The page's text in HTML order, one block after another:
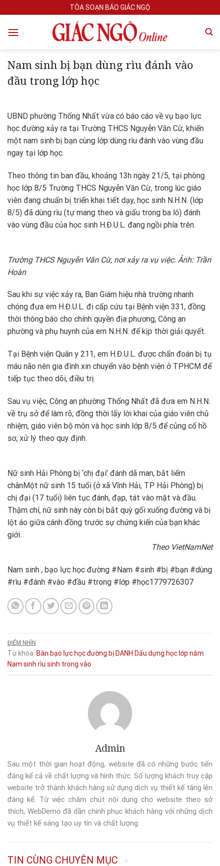
to
content
TÒA SOẠN BÁO GIÁC NGỘ
Nam sinh bị bạn dùng rìu đánh vào
đầu trong lớp học
UBND phường Thống Nhất vừa có báo cáo về vụ bạo lực
học đường xảy ra tại Trường THCS Nguyễn Văn Cừ, khiến
một nam sinh bị bạn cùng lớp dùng rìu đánh vào vùng đầu
ngay tại lớp học.
Theo thông tin ban đầu, khoảng 13h ngày 21/5, tại phòng
học lớp 8/5 Trường THCS Nguyễn Văn Cừ, trong lúc giáo
viên đang chuẩn bị triển khai tiết dạy, học sinh N.H.N. (lớp
8/5) đã dùng rìu (tự mang theo và giấu trong ba lô) đánh
vào vùng đầu của học sinh H.Đ.U.L. đang ngồi phía trên.
Trường THCS Nguyễn Văn Cừ, nơi xảy ra vụ việc. Ảnh: Trần
Hoàn
Sau khi sự việc xảy ra, Ban Giám hiệu nhà trường nhanh
chóng đưa em H.Đ.U.L. đi cấp cứu tại Bệnh viện 331, đồng
thời thông báo cho chính quyền địa phương, Công an
phường và phụ huynh của em N.H.N. để kịp thời giải quyết.
Tại Bệnh viện Quân y 211, em H.Đ.U.L. được chẩn đoán bị tụ
máu não nên gia đình xin chuyển vào bệnh viện ở TPHCM để
tiếp tục theo dõi, điều trị.
Sau vụ việc, Công an phường Thống Nhất đã đưa em N.H.N.
về trụ sở để làm rõ; đồng thời lấy lời khai của giáo viên chủ
nhiệm, giáo viên bộ môn và học sinh lớp 8/5 để củng cố hồ
sơ, xử lý theo quy định.
Nữ sinh Hải Phòng bị ‘chị đại’ đánh dã man, bắt liếm
chânMột nữ sinh 15 tuổi (ở xã Vĩnh Hải, TP Hải Phòng) bị
chị đại (17 tuổi) liên tục đánh, đạp, tát vào mặt và đầu.
Thậm chí, nữ sinh này còn bị bắt quỳ gối xuống đường và bị
lột áo giữa cánh đồng trước sự chứng kiến của bạn khác
giới.
Theo VietNamNet
Nam sinh , bạo lực học đường #Nam #sinh #bị #bạn #dùng
#rìu #đánh #vào #đầu #trong #lớp #học1779726307
ĐIỂM NHÌN
Từ khóa: Bàn bạo lực học đường bịDANH Dấu dựng họclớp năm
Nam sinh rìu sinh trong vào
Admin
Sau một thời gian hoạt động, website đã có những bước tiến
đáng kể cả về chất lượng và hình thức. Số lượng khách truy cập
website trở thành khách hàng sử dụng dịch vụ thiết kế tăng lên
đáng kể. Từ việc chăm chút nội dung cho website theo sở
thích, WebDemo đã dần chinh phục khách hàng với những dịch
vụ thiết kế sáng tạo uy tín và chất lượng.
TIN CÙNG CHUYÊN MỤC